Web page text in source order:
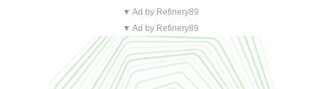
▼ Ad by Refinery89
▼ Ad by Refinery89